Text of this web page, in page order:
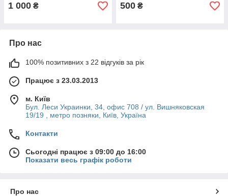
1 000 ₴ 500 ₴
Про нас
100% позитивних з 22 відгуків за рік
Працює з 23.03.2013
м. Київ
Бул. Леси Украинки, 34, офис 708 / ул. Вишняковская
19/19 , метро позняки, Київ, Україна
Контакти
Сьогодні працює з 09:00 до 16:00
Показати весь графік роботи
Про нас